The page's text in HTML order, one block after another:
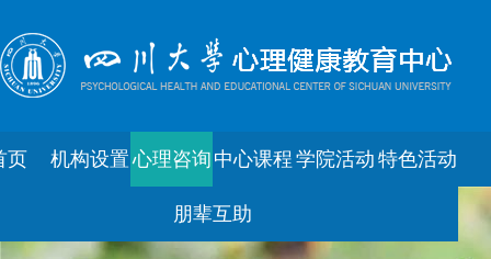
页 机构设置心理咨询中心课程学院活动特色活动
朋辈互助